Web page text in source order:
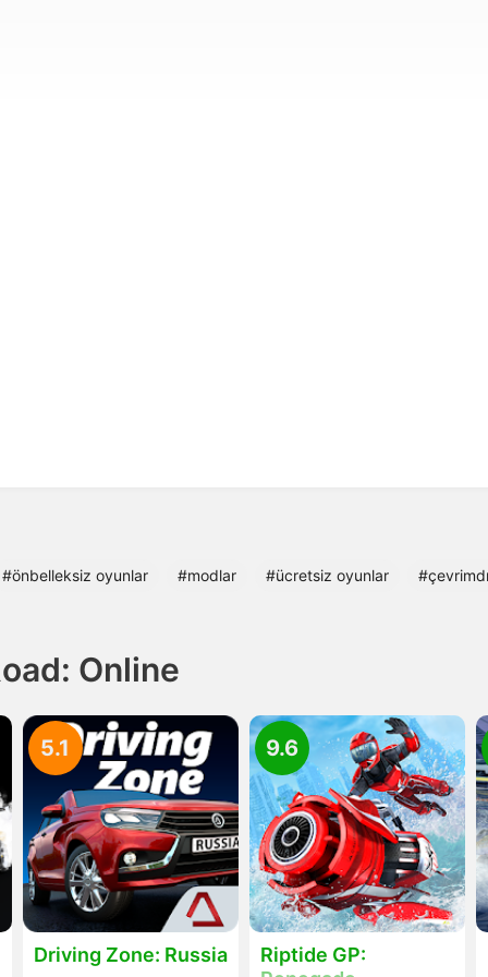
#önbelleksiz oyunlar #modlar #ücretsiz oyunlar
Online
Driving Zone: Russia
5.1
Riptide GP:
9.6